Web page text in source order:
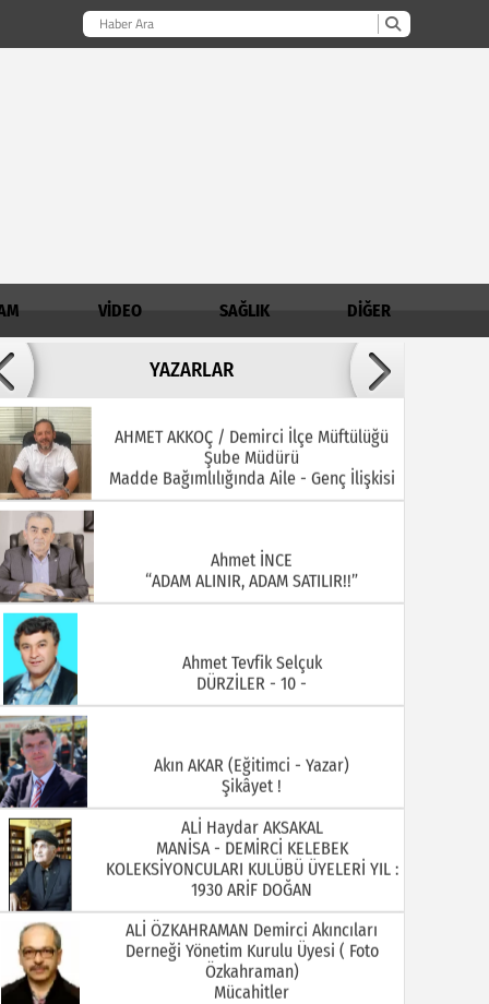
VİDEO SAĞLIK DİĞER
YAZARLAR
İNŞALLAH MUHSİNLERDEN OLURUZ!
AHMET AKKOÇ / Demirci İlçe Müftülüğü
Şube Müdürü
Madde Bağımlılığında Aile - Genç İlişkisi
Ahmet İNCE
“ADAM ALINIR, ADAM SATILIR!!”
Ahmet Tevfik Selçuk
DÜRZİLER - 10 -
Akın AKAR (Eğitimci - Yazar)
Şikâyet !
ALİ Haydar AKSAKAL
MANİSA - DEMİRCİ KELEBEK
KOLEKSİYONCULARI KULÜBÜ ÜYELERİ YIL :
1930 ARİF DOĞAN
ALİ ÖZKAHRAMAN Demirci Akıncıları
Derneği Yönetim Kurulu Üyesi ( Foto
Özkahraman)
Mücahitler